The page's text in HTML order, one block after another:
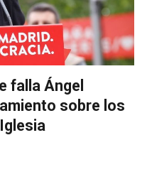
falla Ángel
sobre los